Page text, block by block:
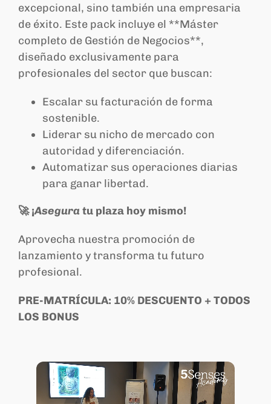
excepcional, sino también una empresaria
de éxito. Este pack incluye el **Máster
completo de Gestión de Negocios**,
diseñado exclusivamente para
profesionales del sector que buscan:
Escalar su facturación de forma
sostenible.
Liderar su nicho de mercado con
autoridad y diferenciación.
Automatizar sus operaciones diarias
para ganar libertad.
🚀 ¡Aseguratu plaza hoy mismo!
Aprovecha nuestra promoción de
lanzamiento y transforma tu futuro
profesional.
PRE-MATRÍCULA: 10% DESCUENTO + TODOS
LOS BONUS